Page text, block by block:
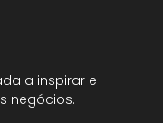
a inspirar e
negócios.